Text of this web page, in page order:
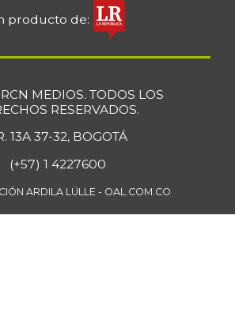
producto de:
MEDIOS. TODOS LOS
RESERVADOS.
13A 37-32, BOGOTÁ
(+57) 1 4227600
ARDILA LÜLLE - OAL.COM.CO